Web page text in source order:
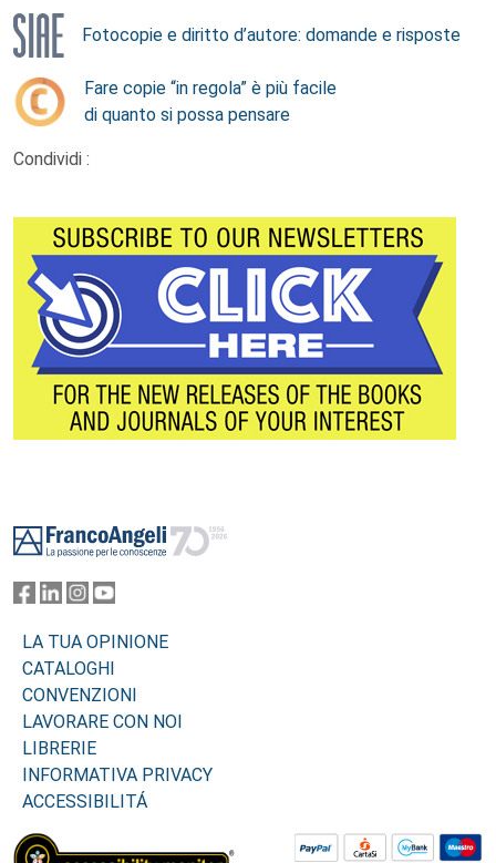
Fotocopie e diritto d’autore: domande e risposte
Fare copie “in regola” è più facile
di quanto si possa pensare
Condividi :
LA TUA OPINIONE
CATALOGHI
CONVENZIONI
LAVORARE CON NOI
LIBRERIE
INFORMATIVA PRIVACY
ACCESSIBILITÁ